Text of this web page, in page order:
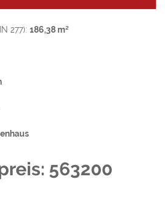
277): 186,38 m²
563200